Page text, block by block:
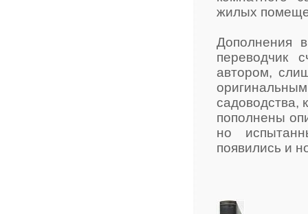
жилых
Дополнения
переводчик
автором,
садоводства,
пополнены
но
появились и